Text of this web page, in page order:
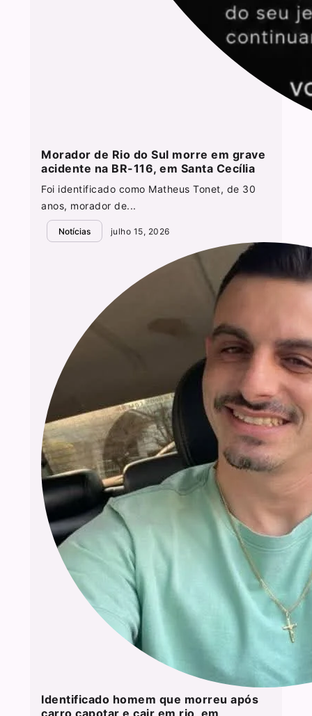
Morador de Rio do Sul morre em grave
acidente na BR-116, em Santa Cecília
Foi identificado como Matheus Tonet, de 30
anos, morador de...
Notícias julho 15, 2026
Identificado homem que morreu após